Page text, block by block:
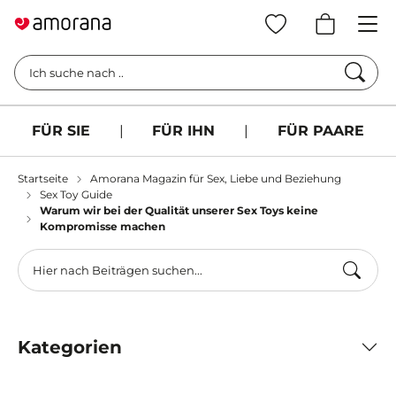
Ich suche nach ..
FÜR SIE | FÜR IHN | FÜR PAARE
Startseite
Amorana Magazin für Sex, Liebe und Beziehung
Sex Toy Guide
Warum wir bei der Qualität unserer Sex Toys keine
Kompromisse machen
Kategorien